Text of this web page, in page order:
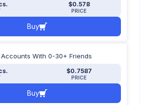
$0.578
PRICE
Buy
With 0-30+ Friends
$0.7587
PRICE
Buy